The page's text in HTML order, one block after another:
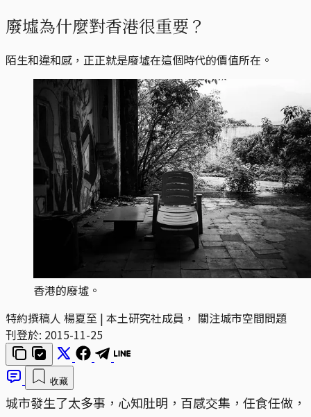
廢墟為什麼對香港很重要？
陌生和違和感，正正就是廢墟在這個時代的價值所在。
香港的廢墟。
特約撰稿人 楊夏至 | 本土研究社成員， 關注城市空間問題
刊登於: 2015-11-25
收藏
城市發生了太多事，心知肚明，百感交集，任食任做，